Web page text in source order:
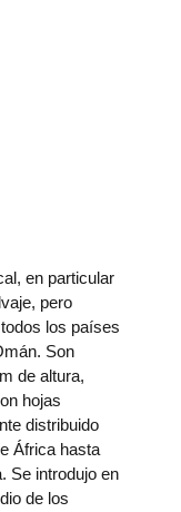
en particular
pero
los países
Son
de altura,
hojas
distribuido
África hasta
Se introdujo en
de los